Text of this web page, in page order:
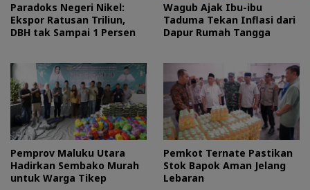
Paradoks Negeri Nikel:
Ekspor Ratusan Triliun,
DBH tak Sampai 1 Persen
Wagub Ajak Ibu-ibu
Taduma Tekan Inflasi dari
Dapur Rumah Tangga
Pemprov Maluku Utara
Hadirkan Sembako Murah
untuk Warga Tikep
Pemkot Ternate Pastikan
Stok Bapok Aman Jelang
Lebaran